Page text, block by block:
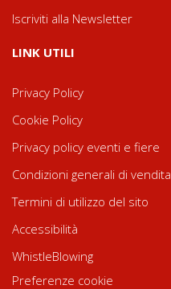
Iscriviti alla Newsletter
LINK UTILI
Privacy Policy
Cookie Policy
Privacy policy eventi e fiere
Condizioni generali di vendita
Termini di utilizzo del sito
Accessibilità
WhistleBlowing
Preferenze cookie